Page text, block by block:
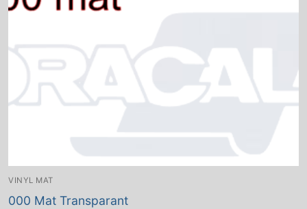
VINYL MAT
000 Mat Transparant